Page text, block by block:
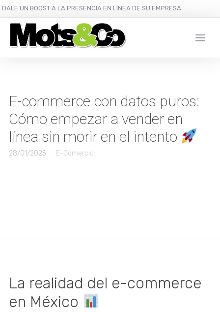
DALE UN BOOST A LA PRESENCIA EN LÍNEA DE SU EMPRESA
E-commerce con datos puros:
Cómo empezar a vender en
línea sin morir en el intento
28/01/2025 E-Comercio
La realidad del e-commerce
en México